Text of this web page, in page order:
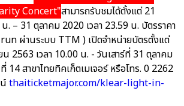
Concert"สามารถรับชมได้ตั้งแต่ 21
. – 31 ตุลาคม 2020 เวลา 23.59 น. บัตรราคา
ผ่านระบบ TTM ) เปิดจำหน่ายบัตรตั้งแต่
2563 เวลา 10.00 น. - วันเสาร์ที่ 31 ตุลาคม
14 สาขาไทยทิคเก็ตเมเจอร์ หรือโทร. 0 2262
thaiticketmajor.com/klear-light-in-